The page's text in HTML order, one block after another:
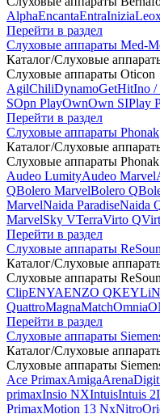
AlphaEncantaEntraInizia
Перейти в раздел
Слуховые аппараты Med-
Каталог/Слуховые
Слуховые аппараты Oticon
AgilChiliDynamoGetHitIno /
SOpn PlayOwnOwn SIPlay
Перейти в раздел
Слуховые аппараты Phonak
Каталог/Слуховые
Слуховые аппараты Phonak
Audeo LumityAudeo Marvel
QBolero MarvelBolero Q
MarvelNaida ParadiseNaida
MarvelSky VTerraVirto Q
Перейти в раздел
Слуховые аппараты
Каталог/Слуховые
Слуховые аппараты
ClipENYAENZO QKEY
QuattroMagnaMatchOmnia
Перейти в раздел
Слуховые аппараты
Каталог/Слуховые
Слуховые аппараты
Ace PrimaxAmigaArena
primaxInsio NXIntuisIntuis 2
PrimaxMotion 13 NxNitro